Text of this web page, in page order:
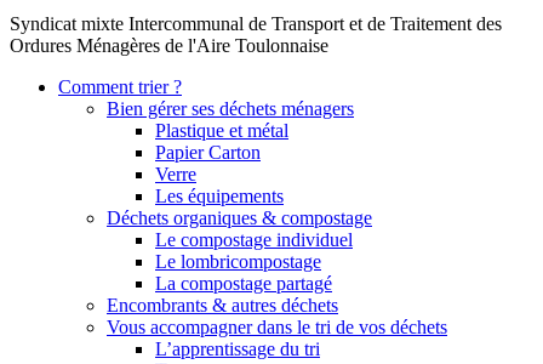
Syndicat mixte Intercommunal de Transport et de Traitement des
Ordures Ménagères de l'Aire Toulonnaise
Comment trier ?
Bien gérer ses déchets ménagers
Plastique et métal
Papier Carton
Verre
Les équipements
Déchets organiques & compostage
Le compostage individuel
Le lombricompostage
La compostage partagé
Encombrants & autres déchets
Vous accompagner dans le tri de vos déchets
L’apprentissage du tri